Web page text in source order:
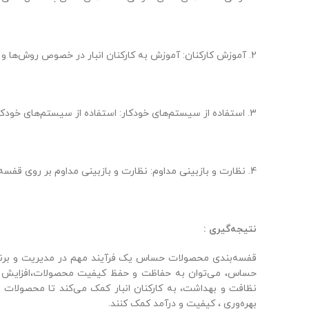
2. آموزش کارکنان: آموزش به کارکنان انبار در خصوص روش‌ها و مهارت‌های قفسه‌بندی محصولات حساس، می‌تواند به بهره‌وری و کیفیت سرویس‌دهی انبار کمک کند.
3. استفاده از سیستم‌های خودکار: استفاده از سیستم‌های خودکار برای قفسه‌بندی و دسته‌بندی محصولات، امکان دسترسی سریع و دقیقتر به آنها را فراهم می‌کند.
4. نظارت و بازبینی مداوم: نظارت و بازبینی مداوم بر روی قفسه‌بندی و حفاظت از محصولات، به کشف اشتباهات و پیشگیری از ضایعات کمک می‌کند.
نتیجه‌گیری :
قفسه‌بندی محصولات حساس یک فرآیند مهم در مدیریت و
حساس، می‌توان به حفاظت و حفظ کیفیت محصولات،افزایش
نظافت و بهداشت، به کارکنان انبار کمک می‌کند تا
بهره‌وری ، کیفیت و درآمد کمک کنند.